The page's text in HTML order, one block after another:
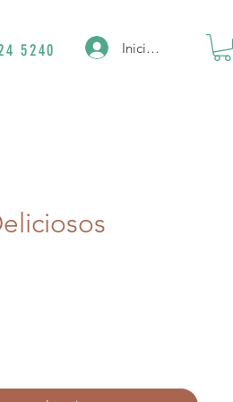
5240 Iniciar sesión